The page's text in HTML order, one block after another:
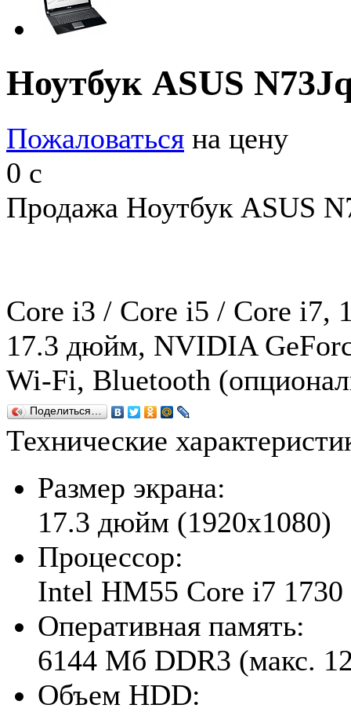
Ноутбук ASUS
Пожаловаться на цену
0 c
Продажа Ноутбук ASUS
Core i3 / Core i5 / Core i7,
17.3 дюйм, NVIDIA
Wi-Fi, Bluetooth
Поделиться…
Технические
Размер экрана:
17.3 дюйм (1920x1080)
Процессор:
Intel HM55 Core i7
Оперативная память:
6144 Мб DDR3 (макс.
Объем HDD: